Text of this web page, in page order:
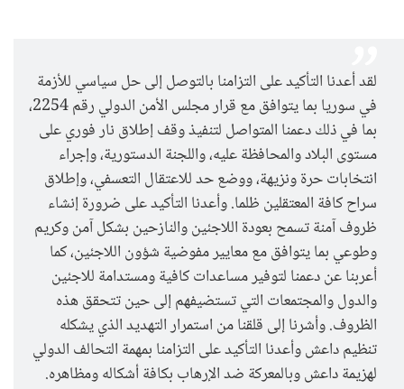
لقد أعدنا التأكيد على التزامنا بالتوصل إلى حل سياسي للأزمة
في سوريا بما يتوافق مع قرار مجلس الأمن الدولي رقم 2254،
بما في ذلك دعمنا المتواصل لتنفيذ وقف إطلاق نار فوري على
مستوى البلاد والمحافظة عليه، واللجنة الدستورية، وإجراء
انتخابات حرة ونزيهة، ووضع حد للاعتقال التعسفي، وإطلاق
سراح كافة المعتقلين ظلما. وأعدنا التأكيد على ضرورة إنشاء
ظروف آمنة تسمح بعودة اللاجئين والنازحين بشكل آمن وكريم
وطوعي بما يتوافق مع معايير مفوضية شؤون اللاجئين، كما
أعربنا عن دعمنا لتوفير مساعدات كافية ومستدامة للاجئين
والدول والمجتمعات التي تستضيفهم إلى حين تتحقق هذه
الظروف. وأشرنا إلى قلقنا من استمرار التهديد الذي يشكله
تنظيم داعش وأعدنا التأكيد على التزامنا بمهمة التحالف الدولي
لهزيمة داعش وبالمعركة ضد الإرهاب بكافة أشكاله ومظاهره.